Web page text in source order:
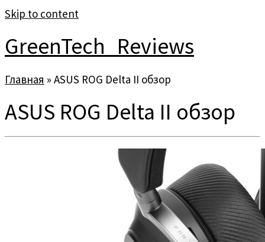
Skip to content
GreenTech_Reviews
Главная » ASUS ROG Delta II обзор
ASUS ROG Delta II обзор